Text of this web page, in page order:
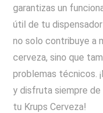
garantizas un
útil de tu
no solo contribuye a
cerveza, sino que
problemas técnicos.
y disfruta siempre
tu Krups Cerveza!